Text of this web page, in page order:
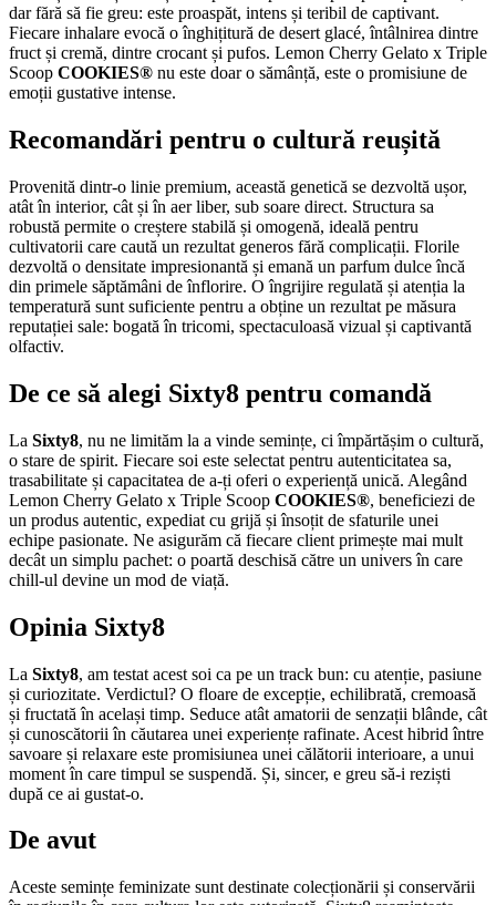
dar fără să fie greu: este proaspăt, intens și teribil de captivant.
Fiecare inhalare evocă o înghițitură de desert glacé, întâlnirea dintre
fruct și cremă, dintre crocant și pufos. Lemon Cherry Gelato x Triple
Scoop COOKIES® nu este doar o sămânță, este o promisiune de
emoții gustative intense.
Recomandări pentru o cultură reușită
Provenită dintr-o linie premium, această genetică se dezvoltă ușor,
atât în interior, cât și în aer liber, sub soare direct. Structura sa
robustă permite o creștere stabilă și omogenă, ideală pentru
cultivatorii care caută un rezultat generos fără complicații. Florile
dezvoltă o densitate impresionantă și emană un parfum dulce încă
din primele săptămâni de înflorire. O îngrijire regulată și atenția la
temperatură sunt suficiente pentru a obține un rezultat pe măsura
reputației sale: bogată în tricomi, spectaculoasă vizual și captivantă
olfactiv.
De ce să alegi Sixty8 pentru comandă
La Sixty8, nu ne limităm la a vinde semințe, ci împărtășim o cultură,
o stare de spirit. Fiecare soi este selectat pentru autenticitatea sa,
trasabilitate și capacitatea de a-ți oferi o experiență unică. Alegând
Lemon Cherry Gelato x Triple Scoop COOKIES®, beneficiezi de
un produs autentic, expediat cu grijă și însoțit de sfaturile unei
echipe pasionate. Ne asigurăm că fiecare client primește mai mult
decât un simplu pachet: o poartă deschisă către un univers în care
chill-ul devine un mod de viață.
Opinia Sixty8
La Sixty8, am testat acest soi ca pe un track bun: cu atenție, pasiune
și curiozitate. Verdictul? O floare de excepție, echilibrată, cremoasă
și fructată în același timp. Seduce atât amatorii de senzații blânde, cât
și cunoscătorii în căutarea unei experiențe rafinate. Acest hibrid între
savoare și relaxare este promisiunea unei călătorii interioare, a unui
moment în care timpul se suspendă. Și, sincer, e greu să-i reziști
după ce ai gustat-o.
De avut
Aceste semințe feminizate sunt destinate colecționării și conservării